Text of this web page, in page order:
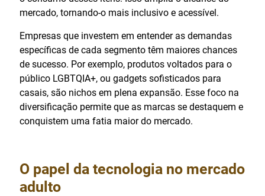
mercado, tornando-o mais inclusivo e acessível.
Empresas que investem em entender as demandas
específicas de cada segmento têm maiores chances
de sucesso. Por exemplo, produtos voltados para o
público LGBTQIA+, ou gadgets sofisticados para
casais, são nichos em plena expansão. Esse foco na
diversificação permite que as marcas se destaquem e
conquistem uma fatia maior do mercado.
O papel da tecnologia no mercado
adulto